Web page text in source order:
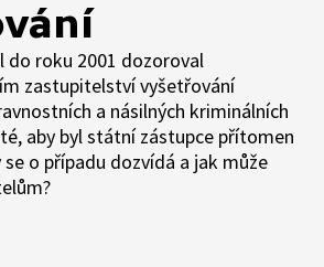
do roku 2001 dozoroval
zastupitelství vyšetřování
a násilných kriminálních
aby byl státní zástupce přítomen
o případu dozvídá a jak může